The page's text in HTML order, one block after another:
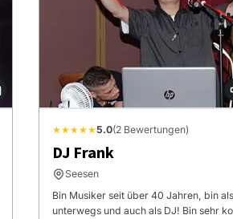
★★★★★5.0(2 Bewertungen)
DJ Frank
Seesen
Bin Musiker seit über 40 Jahren, bin
unterwegs und auch als DJ! Bin sehr